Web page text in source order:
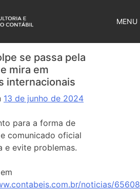
MENU
se passa pela
mira em
internacionais
13 de junho de 2024
para a forma de
comunicado oficial
e evite problemas.
noticias/